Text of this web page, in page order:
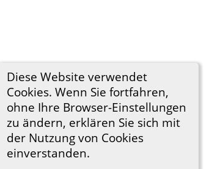
Diese Website verwendet
Cookies. Wenn Sie fortfahren,
ohne Ihre Browser-Einstellungen
zu ändern, erklären Sie sich mit
der Nutzung von Cookies
einverstanden.